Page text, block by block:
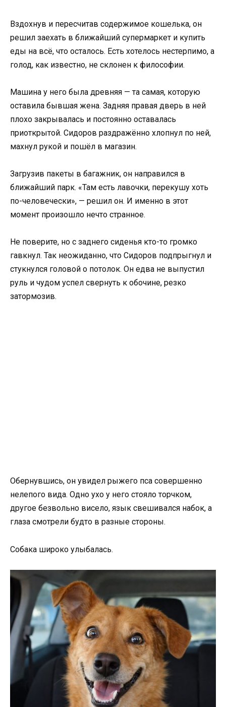
Вздохнув и пересчитав содержимое кошелька, он
решил заехать в ближайший супермаркет и купить
еды на всё, что осталось. Есть хотелось нестерпимо, а
голод, как известно, не склонен к философии.
Машина у него была древняя — та самая, которую
оставила бывшая жена. Задняя правая дверь в ней
плохо закрывалась и постоянно оставалась
приоткрытой. Сидоров раздражённо хлопнул по ней,
махнул рукой и пошёл в магазин.
Загрузив пакеты в багажник, он направился в
ближайший парк. «Там есть лавочки, перекушу хоть
по-человечески», — решил он. И именно в этот
момент произошло нечто странное.
Не поверите, но с заднего сиденья кто-то громко
гавкнул. Так неожиданно, что Сидоров подпрыгнул и
стукнулся головой о потолок. Он едва не выпустил
руль и чудом успел свернуть к обочине, резко
затормозив.
Обернувшись, он увидел рыжего пса совершенно
нелепого вида. Одно ухо у него стояло торчком,
другое безвольно висело, язык свешивался набок, а
глаза смотрели будто в разные стороны.
Собака широко улыбалась.